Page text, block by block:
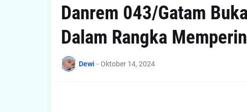
Danrem 043/Gatam
Dalam Rangka
Dewi - Oktober 14, 2024